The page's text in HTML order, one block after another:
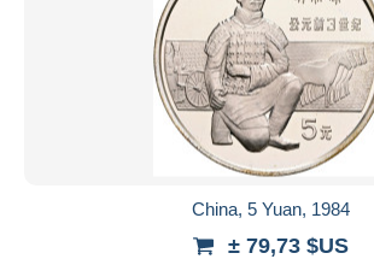
China, 5 Yuan, 1984
± 79,73 $US